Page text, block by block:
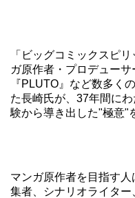
「ビッグコミックスピ
ガ原作者・プロデューサ
『PLUTO』など数多く
た長崎氏が、37年間に
験から導き出した"極意"
マンガ原作者を目指す
集者、シナリオライター